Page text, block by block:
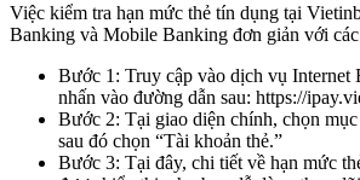
Việc kiểm tra hạn mức thẻ tín dụng tại
Banking và Mobile Banking đơn giản với các
Bước 1: Truy cập vào dịch vụ Internet
nhấn vào đường dẫn sau: https://
Bước 2: Tại giao diện chính, chọn
sau đó chọn “Tài khoản thẻ.”
Bước 3: Tại đây, chi tiết về hạn mức